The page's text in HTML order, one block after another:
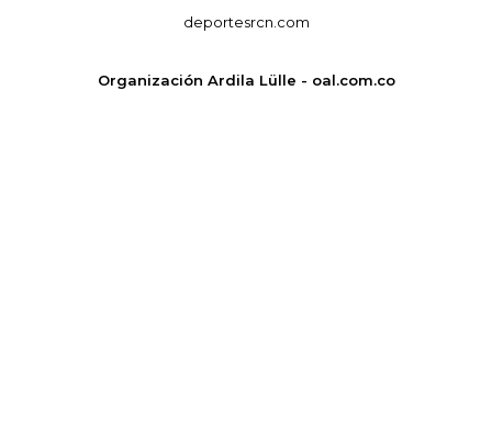
deportesrcn.com
Organización Ardila Lülle - oal.com.co